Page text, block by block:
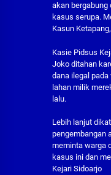
akan bergabung
kasus serupa.
Kasun
Kasie Pidsus
Joko ditahan
dana ilegal
lahan milik
lalu.
Lebih lanjut
pengembangan
meminta warga
kasus ini dan
Kejari Sidoarjo